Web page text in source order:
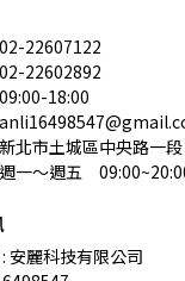
22607122
22602892
18:00
北市土城區中央路一
一～週五　
安麗科技有限公司